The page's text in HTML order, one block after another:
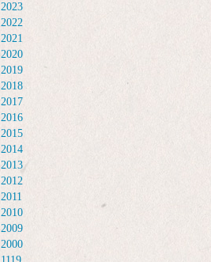
2023
2022
2021
2020
2019
2018
2017
2016
2015
2014
2013
2012
2011
2010
2009
2000